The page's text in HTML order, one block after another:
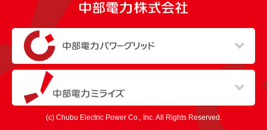
（新しいウィンドウを開きます）
（新しいウィンドウを開きます）
(c) Chubu Electric Power Co., Inc. All Rights Reserved.